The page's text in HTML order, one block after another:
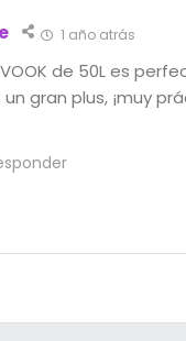
1 año atrás
de 50L es
un gran plus, ¡muy